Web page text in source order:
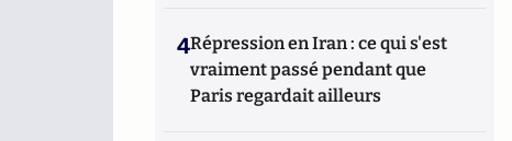
4Répression en Iran : ce qui s'est
vraiment passé pendant que
Paris regardait ailleurs